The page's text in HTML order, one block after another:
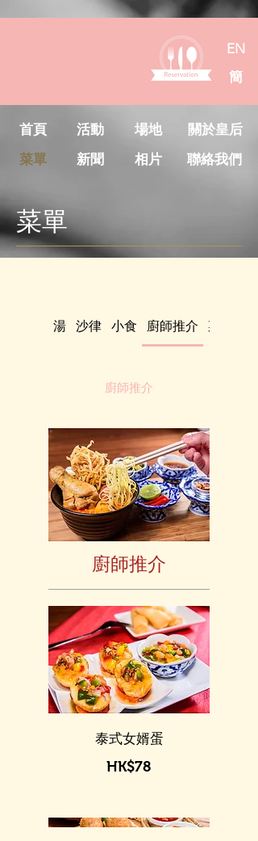
EN
簡
首頁
菜單
活動
新聞
場地
相片
關於皇后
聯絡我們
菜單
湯 沙律 小食 廚師推介 菜
廚師推介
廚師推介
泰式女婿蛋
HK$78